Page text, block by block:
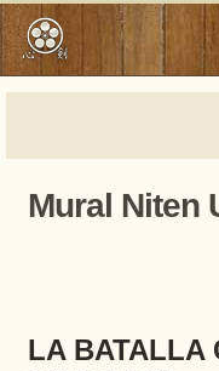
Mural Niten
LA BATALLA